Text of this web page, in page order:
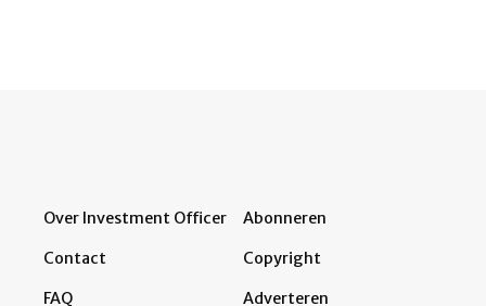
Over Investment Officer
Contact
FAQ
Abonneren
Copyright
Adverteren